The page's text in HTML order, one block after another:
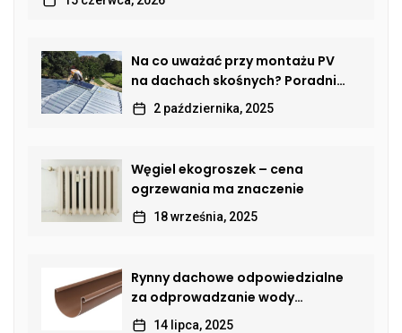
Na co uważać przy montażu PV
na dachach skośnych? Poradnik
dla właścicieli domów
2 października, 2025
Węgiel ekogroszek – cena
ogrzewania ma znaczenie
18 września, 2025
Rynny dachowe odpowiedzialne
za odprowadzanie wody
deszczowej
14 lipca, 2025